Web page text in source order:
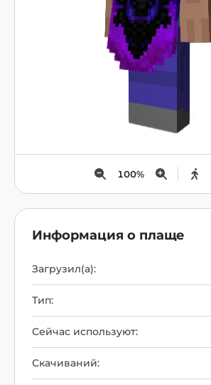
100%
Информация о плаще
Загрузил(а):
Тип:
Сейчас используют:
Скачиваний: